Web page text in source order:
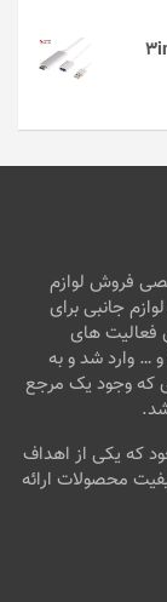
فروش لوازم
ارائه انواع لوازم جانبی برای
فعالیت های
… وارد شد و به
که وجود یک مرجع
که یکی از اهداف
محصولات ارائه